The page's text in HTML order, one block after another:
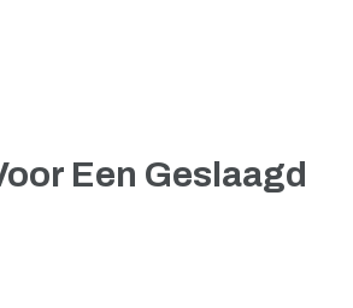
Een Geslaagd